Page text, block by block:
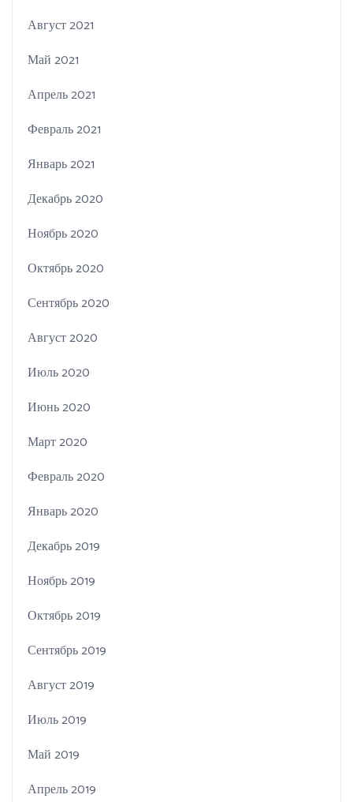
Август 2021
Май 2021
Апрель 2021
Февраль 2021
Январь 2021
Декабрь 2020
Ноябрь 2020
Октябрь 2020
Сентябрь 2020
Август 2020
Июль 2020
Июнь 2020
Март 2020
Февраль 2020
Январь 2020
Декабрь 2019
Ноябрь 2019
Октябрь 2019
Сентябрь 2019
Август 2019
Июль 2019
Май 2019
Апрель 2019